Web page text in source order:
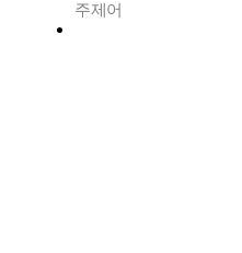
주제어